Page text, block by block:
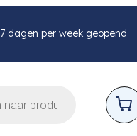
7 dagen per week geopend